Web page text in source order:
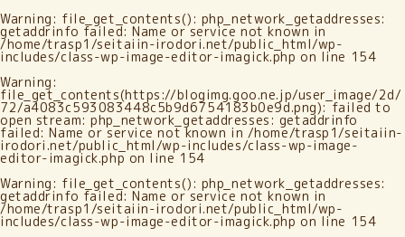
Warning : file_get_contents(): php_network_getaddresses:
getaddrinfo failed: Name or service not known in
/home/trasp1/seitaiin-irodori.net/public_html/wp-
includes/class-wp-image-editor-imagick.php on line 154
Warning :
file_get_contents(https://blogimg.goo.ne.jp/user_image/2d/
72/a4083c593083448c5b9d6754183b0e9d.png): failed to
open stream: php_network_getaddresses: getaddrinfo
failed: Name or service not known in /home/trasp1/seitaiin-
irodori.net/public_html/wp-includes/class-wp-image-
editor-imagick.phpon line 154
Warning : file_get_contents(): php_network_getaddresses:
getaddrinfo failed: Name or service not known in
/home/trasp1/seitaiin-irodori.net/public_html/wp-
includes/class-wp-image-editor-imagick.php on line 154